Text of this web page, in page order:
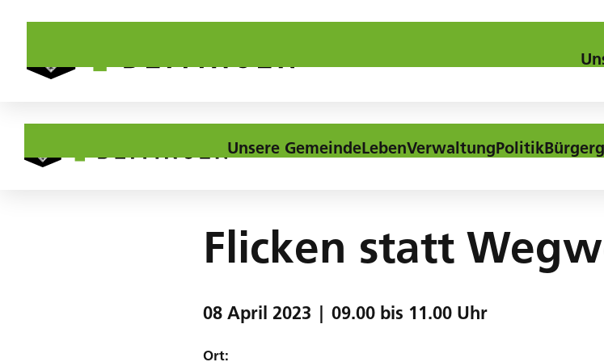
Unsere GemeindeLebenVerwaltungPolitik
Flicken statt Wegwerfen
Flicken statt
08 April 2023 09.00 bis 11.00 Uhr
Ort: